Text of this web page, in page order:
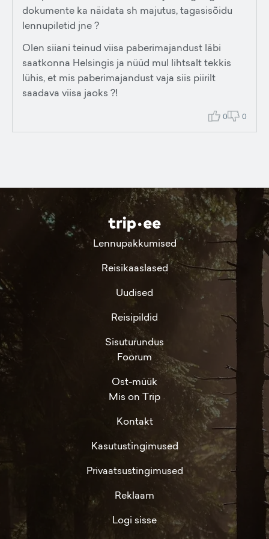
dokumente ka näidata sh majutus, tagasisõidu
lennupiletid jne ?
Olen siiani teinud viisa paberimajandust läbi
saatkonna Helsingis ja nüüd mul lihtsalt tekkis
lühis, et mis paberimajandust vaja siis piirilt
saadava viisa jaoks ?!
0 0
Lennupakkumised
Reisikaaslased
Uudised
Reisipildid
Sisuturundus
Foorum
Ost-müük
Mis on Trip
Kontakt
Kasutustingimused
Privaatsustingimused
Reklaam
Logi sisse